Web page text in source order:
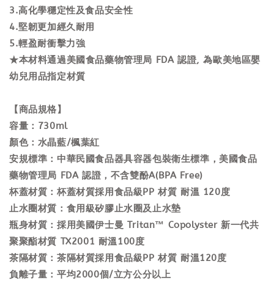
3.高化學穩定性及食品安全性
4.堅韌更加經久耐用
5.輕盈耐衝擊力強
★本材料通過美國食品藥物管理局 FDA 認證, 為歐美地區嬰
幼兒用品指定材質
【商品規格】
容量：730ml
顏色：水晶藍/楓葉紅
安規標準：中華民國食品器具容器包裝衛生標準，美國食品
藥物管理局 FDA 認證，不含雙酚A(BPA Free)
杯蓋材質：杯蓋材質採用食品級PP 材質 耐溫 120度
止水圈材質：食用級矽膠止水圈及止水墊
瓶身材質：採用美國伊士曼 Tritan™ Copolyster 新一代共
聚聚酯材質 TX2001 耐溫100度
茶隔材質：茶隔材質採用食品級PP 材質 耐溫120度
負離子量：平均2000個/立方公分以上